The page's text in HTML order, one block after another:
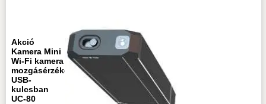
Akció
Kamera Mini
Wi-Fi kamera
mozgásérzékeléssel
USB-
kulcsban
UC-80